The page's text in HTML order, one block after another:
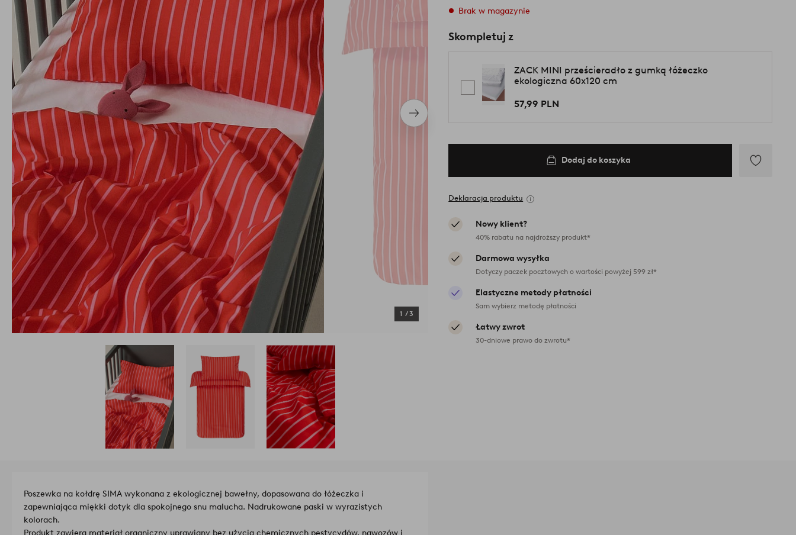
Następny
produkt
1 /3
Brak w magazynie
Skompletuj z
ZACK MINI prześcieradło z gumką łóżeczko
ekologiczna 60x120 cm
57,99 PLN
Dodaj do koszyka
Deklaracja produktu
Nowy klient?
40% rabatu na najdroższy produkt*
Darmowa wysyłka
Dotyczy paczek pocztowych o wartości powyżej 599 zł*
Elastyczne metody płatności
Sam wybierz metodę płatności
Łatwy zwrot
30-dniowe prawo do zwrotu*
Poszewka na kołdrę SIMA wykonana z ekologicznej bawełny, dopasowana do łóżeczka i
zapewniająca miękki dotyk dla spokojnego snu malucha. Nadrukowane paski w wyrazistych
kolorach.
Produkt zawiera materiał organiczny uprawiany bez użycia chemicznych pestycydów, nawozów i